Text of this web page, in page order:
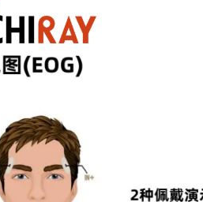
商品分类